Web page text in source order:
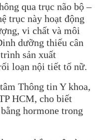
qua trục não bộ –
trục này hoạt động
vi chất và môi
dưỡng thiếu cân
sản xuất
loạn nội tiết tố nữ.
Thông tin Y khoa,
HCM, cho biết
hormone trong